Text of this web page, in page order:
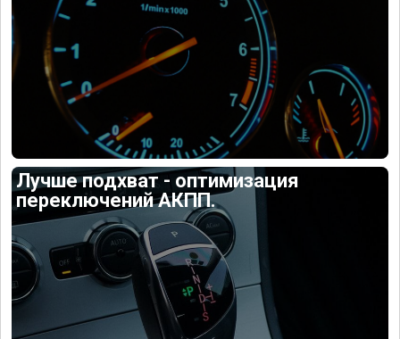
Лучше подхват - оптимизация
переключений АКПП.